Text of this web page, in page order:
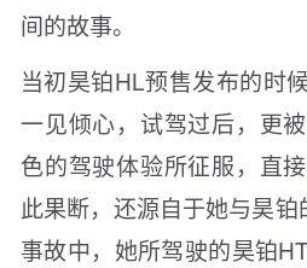
间的故事。
当初昊铂HL预售发布的时
一见倾心，试驾过后，更
色的驾驶体验所征服，直
此果断，还源自于她与昊铂
事故中，她所驾驶的昊铂